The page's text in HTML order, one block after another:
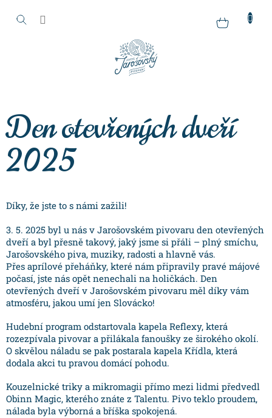
Nákupní
Den otevřených dveří
2025
Díky, že jste to s námi zažili!
3. 5. 2025 byl u nás v Jarošovském pivovaru den otevřených
dveří a byl přesně takový, jaký jsme si přáli – plný smíchu,
Jarošovského piva, muziky, radosti a hlavně vás.
Přes aprílové přeháňky, které nám připravily pravé májové
počasí, jste nás opět nenechali na holičkách. Den
otevřených dveří v Jarošovském pivovaru měl díky vám
atmosféru, jakou umí jen Slovácko!
Hudební program odstartovala kapela Reflexy, která
rozezpívala pivovar a přilákala fanoušky ze širokého okolí.
O skvělou náladu se pak postarala kapela Křídla, která
dodala akci tu pravou domácí pohodu.
Kouzelnické triky a mikromagii přímo mezi lidmi předvedl
Obinn Magic, kterého znáte z Talentu. Pivo teklo proudem,
nálada byla výborná a bříška spokojená.